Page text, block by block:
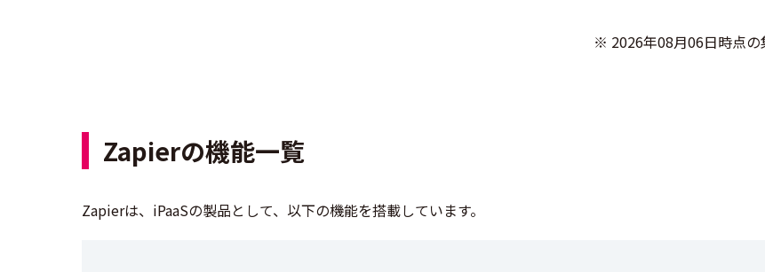
Zapierの機能一覧
Zapierは、iPaaSの製品として、以下の機能を搭載しています。